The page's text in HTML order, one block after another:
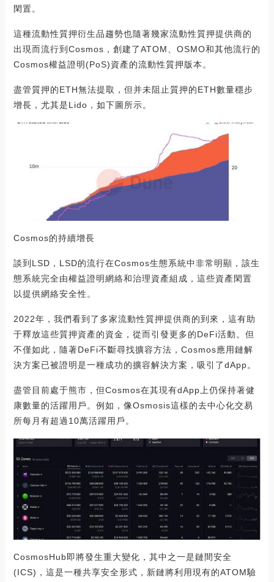
閑置。
這種流動性質押衍生品趨勢也隨著幾家流動性質押提供商的
出現而流行到Cosmos，創建了ATOM、OSMO和其他流行的
Cosmos權益證明(PoS)資產的流動性質押版本。
盡管質押的ETH無法提取，但并未阻止質押的ETH數量穩步
增長，尤其是Lido，如下圖所示。
Cosmos的持續增長
談到LSD，LSD的流行在Cosmos生態系統中非常明顯，該生
態系統完全由權益證明網絡和治理資產組成，這些資產閑置
以提供網絡安全性。
2022年，我們看到了多家流動性質押提供商的到來，這有助
于釋放這些質押資產的資金，從而引發更多的DeFi活動。但
不僅如此，隨著DeFi不斷尋找擴容方法，Cosmos應用鏈解
決方案已被證明是一種成功的擴容解決方案，吸引了dApp。
盡管目前處于熊市，但Cosmos在其現有dApp上仍保持著健
康數量的活躍用戶。例如，像Osmosis這樣的去中心化交易
所每月有超過10萬活躍用戶。
CosmosHub即將發生重大變化，其中之一是鏈間安全
(ICS)，這是一種共享安全形式，新鏈將利用現有的ATOM驗